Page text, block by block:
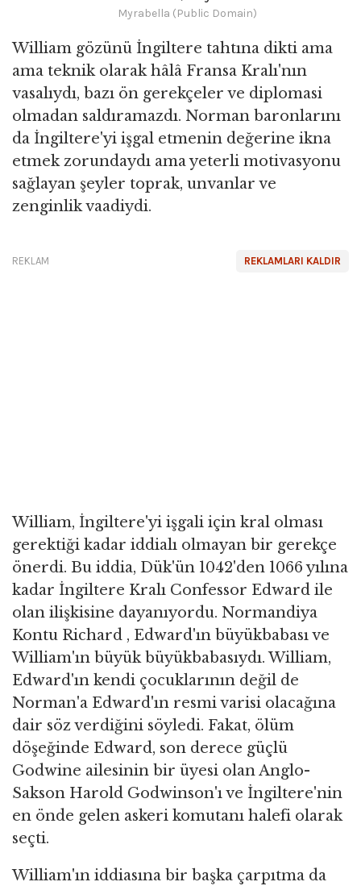
Myrabella (Public Domain)
William gözünü İngiltere tahtına dikti ama
ama teknik olarak hâlâ Fransa Kralı'nın
vasalıydı, bazı ön gerekçeler ve diplomasi
olmadan saldıramazdı. Norman baronlarını
da İngiltere'yi işgal etmenin değerine ikna
etmek zorundaydı ama yeterli motivasyonu
sağlayan şeyler toprak, unvanlar ve
zenginlik vaadiydi.
REKLAMLARI KALDIR
REKLAM
William, İngiltere'yi işgali için kral olması
gerektiği kadar iddialı olmayan bir gerekçe
önerdi. Bu iddia, Dük'ün 1042'den 1066 yılına
kadar İngiltere Kralı Confessor Edward ile
olan ilişkisine dayanıyordu. Normandiya
Kontu Richard , Edward'ın büyükbabası ve
William'ın büyük büyükbabasıydı. William,
Edward'ın kendi çocuklarının değil de
Norman'a Edward'ın resmi varisi olacağına
dair söz verdiğini söyledi. Fakat, ölüm
döşeğinde Edward, son derece güçlü
Godwine ailesinin bir üyesi olan Anglo-
Sakson Harold Godwinson'ı ve İngiltere'nin
en önde gelen askeri komutanı halefi olarak
seçti.
William'ın iddiasına bir başka çarpıtma da